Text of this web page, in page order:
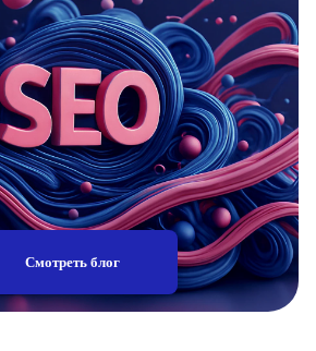
Смотреть блог